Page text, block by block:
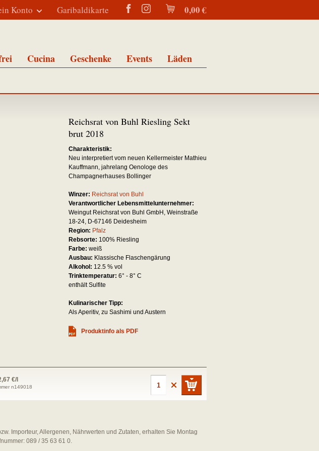
0,00 €
Garibaldikarte
Konto
Cucina Geschenke Events
Läden
Reichsrat von Buhl Riesling Sekt
brut 2018
Charakteristik:
Neu interpretiert vom neuen Kellermeister Mathieu
Kauffmann, jahrelang Oenologe des
Champagnerhauses Bollinger
Winzer: Reichsrat von Buhl
Verantwortlicher Lebensmittelunternehmer:
Weingut Reichsrat von Buhl GmbH, Weinstraße
18-24, D-67146 Deidesheim
Region: Pfalz
Rebsorte: 100% Riesling
Farbe: weiß
Ausbau: Klassische Flaschengärung
Alkohol: 12.5 % vol
Trinktemperatur: 6° - 8° C
enthält Sulfite
Kulinarischer Tipp:
Als Aperitiv, zu Sashimi und Austern
Produktinfo als PDF
€/l
n149018
Importeur, Allergenen, Nährwerten und Zutaten, erhalten Sie Montag
089 / 35 63 61 0.